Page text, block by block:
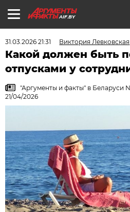
AIF.BY
31.03.2026 21:31 Виктория Левковская
Какой должен быть
отпусками у
"Аргументы и факты" в Беларуси
21/04/2026